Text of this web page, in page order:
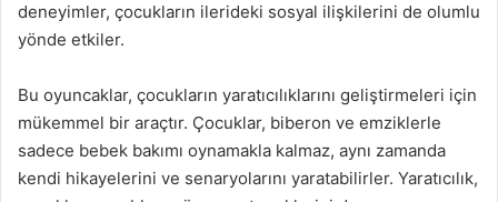
deneyimler, çocukların ilerideki sosyal ilişkilerini de olumlu
yönde etkiler.
Bu oyuncaklar, çocukların yaratıcılıklarını geliştirmeleri için
mükemmel bir araçtır. Çocuklar, biberon ve emziklerle
sadece bebek bakımı oynamakla kalmaz, aynı zamanda
kendi hikayelerini ve senaryolarını yaratabilirler. Yaratıcılık,